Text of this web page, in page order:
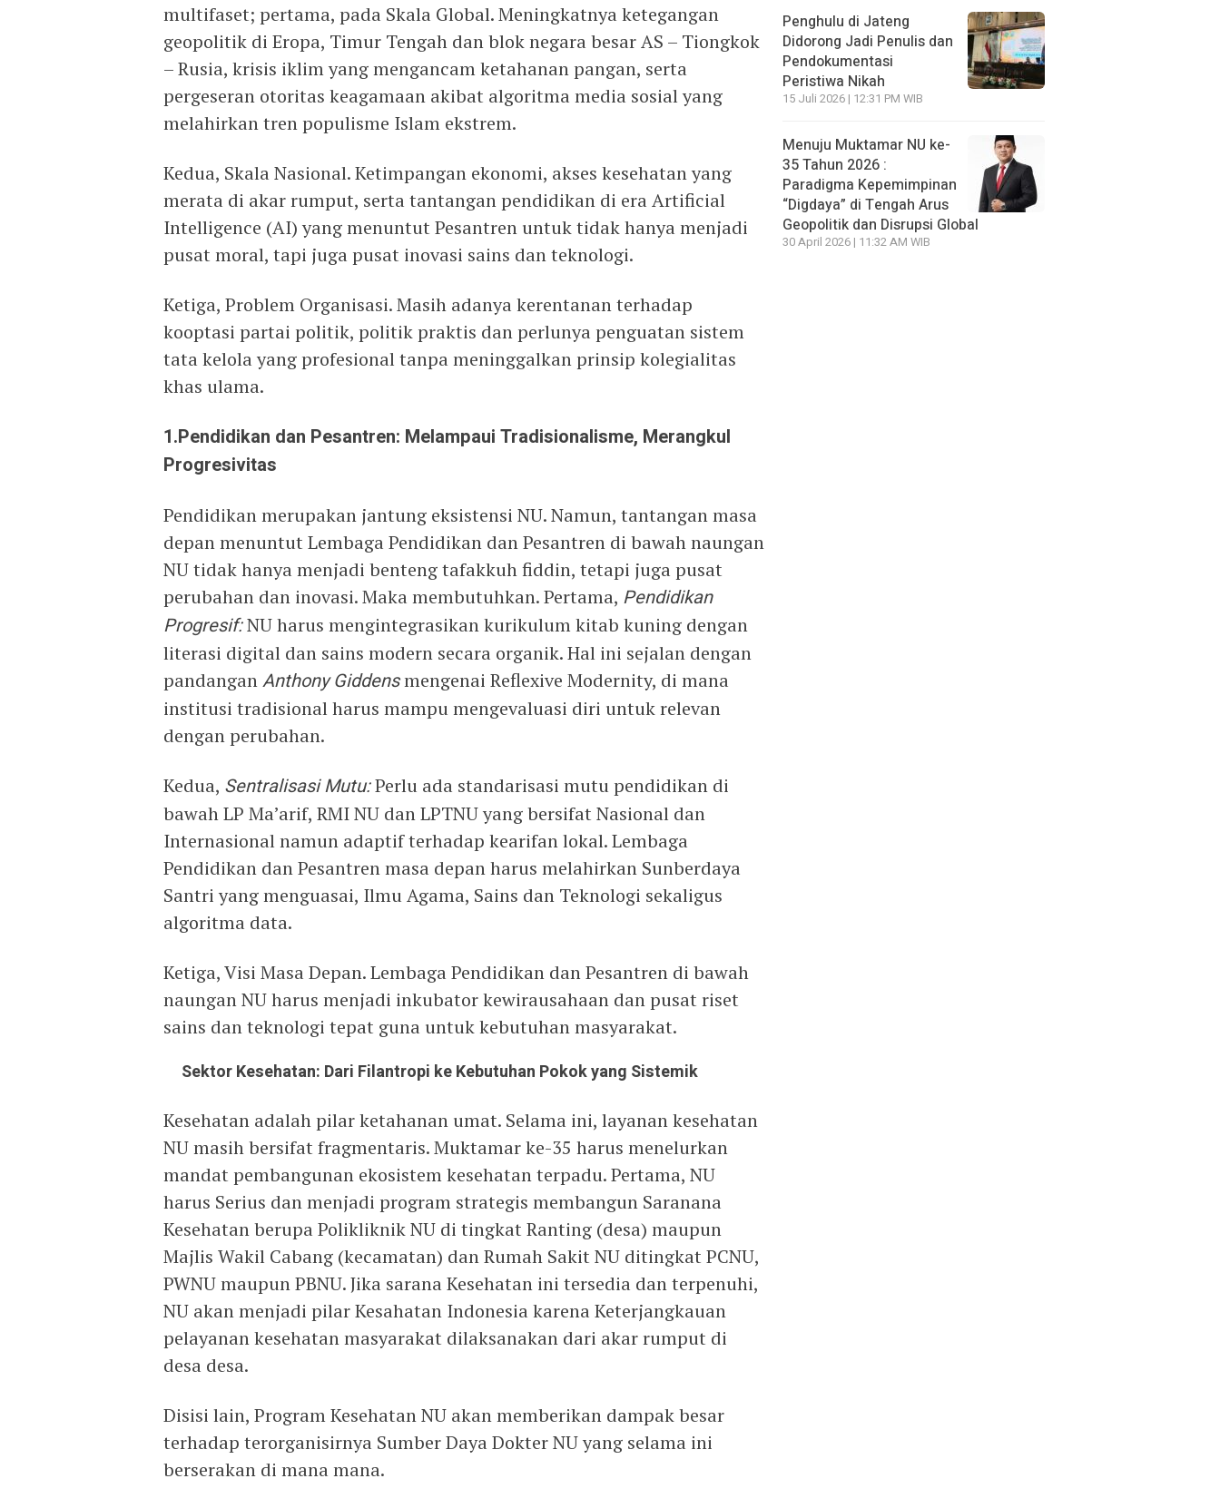
multifaset; pertama, pada Skala Global. Meningkatnya ketegangan
geopolitik di Eropa, Timur Tengah dan blok negara besar AS – Tiongkok
– Rusia, krisis iklim yang mengancam ketahanan pangan, serta
pergeseran otoritas keagamaan akibat algoritma media sosial yang
melahirkan tren populisme Islam ekstrem.
Kedua, Skala Nasional. Ketimpangan ekonomi, akses kesehatan yang
merata di akar rumput, serta tantangan pendidikan di era Artificial
Intelligence (AI) yang menuntut Pesantren untuk tidak hanya menjadi
pusat moral, tapi juga pusat inovasi sains dan teknologi.
Ketiga, Problem Organisasi. Masih adanya kerentanan terhadap
kooptasi partai politik, politik praktis dan perlunya penguatan sistem
tata kelola yang profesional tanpa meninggalkan prinsip kolegialitas
khas ulama.
1.Pendidikan dan Pesantren: Melampaui Tradisionalisme, Merangkul
Progresivitas
Pendidikan merupakan jantung eksistensi NU. Namun, tantangan masa
depan menuntut Lembaga Pendidikan dan Pesantren di bawah naungan
NU tidak hanya menjadi benteng tafakkuh fiddin, tetapi juga pusat
perubahan dan inovasi. Maka membutuhkan. Pertama, Pendidikan
Progresif:NU harus mengintegrasikan kurikulum kitab kuning dengan
literasi digital dan sains modern secara organik. Hal ini sejalan dengan
pandanganAnthony Giddensmengenai Reflexive Modernity, di mana
institusi tradisional harus mampu mengevaluasi diri untuk relevan
dengan perubahan.
Kedua, Sentralisasi Mutu:Perlu ada standarisasi mutu pendidikan di
bawah LP Ma’arif, RMI NU dan LPTNU yang bersifat Nasional dan
Internasional namun adaptif terhadap kearifan lokal. Lembaga
Pendidikan dan Pesantren masa depan harus melahirkan Sunberdaya
Santri yang menguasai, Ilmu Agama, Sains dan Teknologi sekaligus
algoritma data.
Ketiga, Visi Masa Depan. Lembaga Pendidikan dan Pesantren di bawah
naungan NU harus menjadi inkubator kewirausahaan dan pusat riset
sains dan teknologi tepat guna untuk kebutuhan masyarakat.
Sektor Kesehatan: Dari Filantropi ke Kebutuhan Pokok yang Sistemik
Kesehatan adalah pilar ketahanan umat. Selama ini, layanan kesehatan
NU masih bersifat fragmentaris. Muktamar ke-35 harus menelurkan
mandat pembangunan ekosistem kesehatan terpadu. Pertama, NU
harus Serius dan menjadi program strategis membangun Saranana
Kesehatan berupa Polikliknik NU di tingkat Ranting (desa) maupun
Majlis Wakil Cabang (kecamatan) dan Rumah Sakit NU ditingkat PCNU,
PWNU maupun PBNU. Jika sarana Kesehatan ini tersedia dan terpenuhi,
NU akan menjadi pilar Kesahatan Indonesia karena Keterjangkauan
pelayanan kesehatan masyarakat dilaksanakan dari akar rumput di
desa desa.
Disisi lain, Program Kesehatan NU akan memberikan dampak besar
terhadap terorganisirnya Sumber Daya Dokter NU yang selama ini
berserakan di mana mana.
Penghulu di Jateng
Didorong Jadi Penulis dan
Pendokumentasi
Peristiwa Nikah
15 Juli 2026 | 12:31 PM WIB
Menuju Muktamar NU ke-
35 Tahun 2026 :
Paradigma Kepemimpinan
“Digdaya” di Tengah Arus
Geopolitik dan Disrupsi Global
30 April 2026 | 11:32 AM WIB